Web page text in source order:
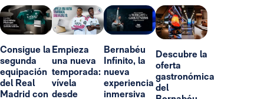
Consigue la
segunda
equipación
del Real
Madrid con
Empieza
una nueva
temporada:
vívela
desde
Bernabéu
Infinito, la
nueva
experiencia
inmersiva
Descubre la
oferta
gastronómica
del